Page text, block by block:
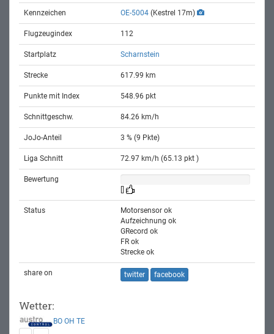
Kennzeichen OE-5004 (Kestrel 17m)
Flugzeugindex 112
Startplatz Scharnstein
Strecke 617.99 km
Punkte mit Index 548.96 pkt
Schnittgeschw. 84.26 km/h
JoJo-Anteil 3 % (9 Pkte)
Liga Schnitt 72.97 km/h (65.13 pkt )
Bewertung
Status
Motorsensor ok
Aufzeichnung ok
GRecord ok
FR ok
Strecke ok
share on twitter facebook
Wetter:
BO OH TE